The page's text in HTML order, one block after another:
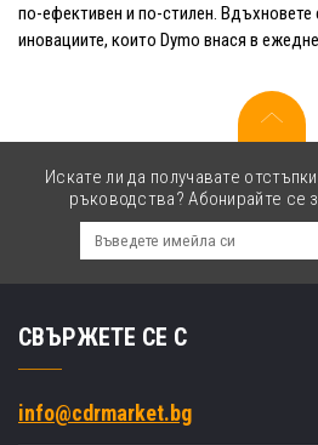
по-ефективен и по-стилен. Вдъхновете
иновациите, които Dymo внася в
Искате ли да получавате
ръководства? Абонирайте се
СВЪРЖЕТЕ СЕ С
info@cdrmarket.bg